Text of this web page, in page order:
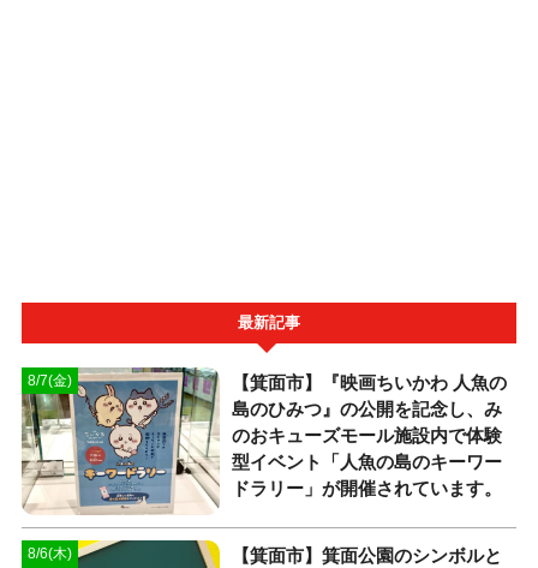
最新記事
8/7(金)
【箕面市】『映画ちいかわ 人魚の
島のひみつ』の公開を記念し、み
のおキューズモール施設内で体験
型イベント「人魚の島のキーワー
ドラリー」が開催されています。
8/6(木)
【箕面市】箕面公園のシンボルと